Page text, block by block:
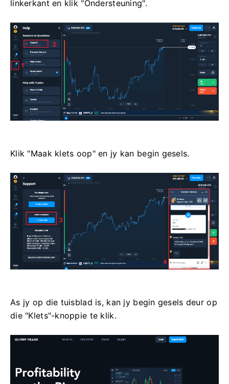
linkerkant en klik "Ondersteuning".
Klik "Maak klets oop" en jy kan begin gesels.
As jy op die tuisblad is, kan jy begin gesels deur op
die "Klets"-knoppie te klik.